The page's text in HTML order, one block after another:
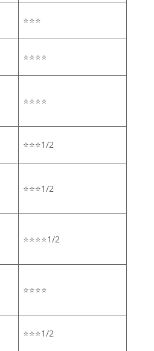
⭐⭐⭐
⭐⭐⭐⭐
⭐⭐⭐⭐
⭐⭐⭐1/2
⭐⭐⭐1/2
⭐⭐⭐⭐1/2
⭐⭐⭐⭐
⭐⭐⭐1/2